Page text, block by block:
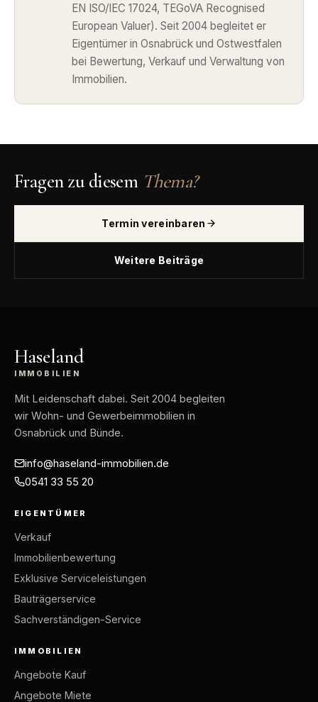
EN ISO/IEC 17024, TEGoVA Recognised
European Valuer). Seit 2004 begleitet er
Eigentümer in Osnabrück und Ostwestfalen
bei Bewertung, Verkauf und Verwaltung von
Immobilien.
Fragen zu diesem Thema?
Termin vereinbaren
Weitere Beiträge
Haseland
IMMOBILIEN
Mit Leidenschaft dabei. Seit 2004 begleiten
wir Wohn- und Gewerbeimmobilien in
Osnabrück und Bünde.
info@haseland-immobilien.de
0541 33 55 20
EIGENTÜMER
Verkauf
Immobilienbewertung
Exklusive Serviceleistungen
Bauträgerservice
Sachverständigen-Service
IMMOBILIEN
Angebote Kauf
Angebote Miete